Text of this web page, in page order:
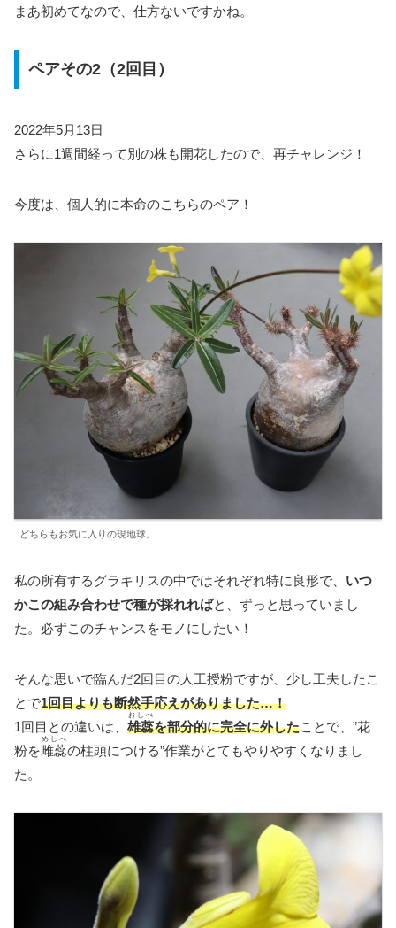
まあ初めてなので、仕方ないですかね。
ペアその2（2回目）
2022年5月13日
さらに1週間経って別の株も開花したので、再チャレンジ！
今度は、個人的に本命のこちらのペア！
どちらもお気に入りの現地球。
私の所有するグラキリスの中ではそれぞれ特に良形で、 いつ
かこの組み合わせで種が採れればと、ずっと思っていまし
た。必ずこのチャンスをモノにしたい！
そんな思いで臨んだ2回目の人工授粉ですが、少し工夫したこ
とで1回目よりも断然手応えがありました…！
1回目との違いは、 雄蕊
おしべ
を部分的に完全に外したことで、”花
粉を雌蕊
めしべ
の柱頭につける”作業がとてもやりやすくなりまし
た。